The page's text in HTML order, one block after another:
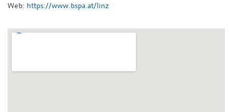
Web: https://www.bspa.at/linz